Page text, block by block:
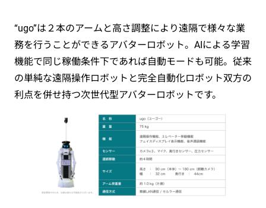
“ugo”は２本のアームと高さ調整により遠隔で様々な業
務を行うことができるアバターロボット。AIによる学習
機能で同じ稼働条件下であれば自動モードも可能。従来
の単純な遠隔操作ロボットと完全自動化ロボット双方の
利点を併せ持つ次世代型アバターロボットです。